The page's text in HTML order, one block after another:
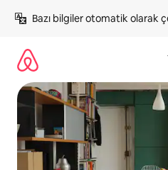
atla
Bazı bilgiler otomatik olarak